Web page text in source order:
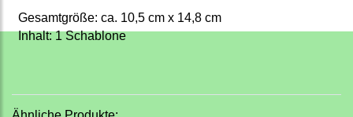
Gesamtgröße: ca. 10,5 cm x 14,8 cm
Inhalt: 1 Schablone